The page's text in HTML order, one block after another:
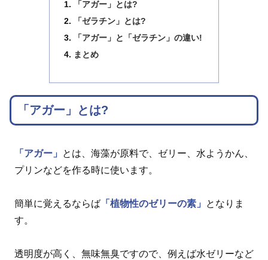
「アガー」とは?
「ゼラチン」とは?
「アガー」と「ゼラチン」の違い!
まとめ
「アガー」とは?
「アガー」
とは、海藻が原料で、ゼリー、水ようかん、
プリンなどを作る時に使います。
簡単に覚えるならば 「植物性のゼリーの素」
となりま
す。
透明度が高く、無味無臭ですので、例えば水ゼリーなど